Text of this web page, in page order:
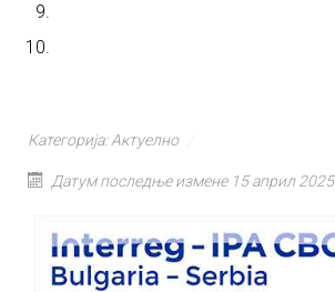
Категорија:Актуелно
Датум последње измене 15 април 2025